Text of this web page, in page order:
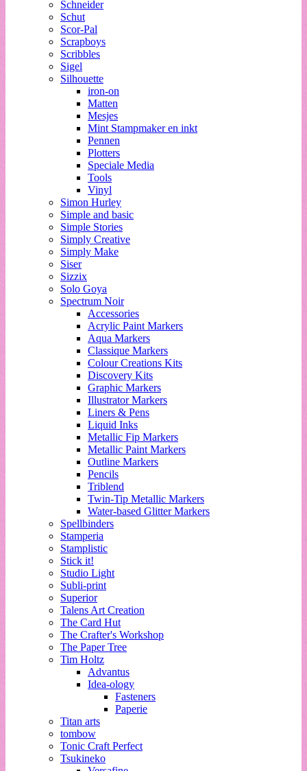
Schneider
Schut
Scor-Pal
Scrapboys
Scribbles
Sigel
Silhouette
iron-on
Matten
Mesjes
Mint Stampmaker en inkt
Pennen
Plotters
Speciale Media
Tools
Vinyl
Simon Hurley
Simple and basic
Simple Stories
Simply Creative
Simply Make
Siser
Sizzix
Solo Goya
Spectrum Noir
Accessories
Acrylic Paint Markers
Aqua Markers
Classique Markers
Colour Creations Kits
Discovery Kits
Graphic Markers
Illustrator Markers
Liners & Pens
Liquid Inks
Metallic Fip Markers
Metallic Paint Markers
Outline Markers
Pencils
Triblend
Twin-Tip Metallic Markers
Water-based Glitter Markers
Spellbinders
Stamperia
Stamplistic
Stick it!
Studio Light
Subli-print
Superior
Talens Art Creation
The Card Hut
The Crafter's Workshop
The Paper Tree
Tim Holtz
Advantus
Idea-ology
Fasteners
Paperie
Titan arts
tombow
Tonic Craft Perfect
Tsukineko